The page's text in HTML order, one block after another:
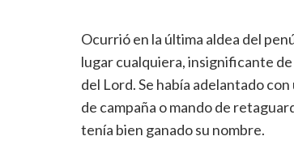
Ocurrió en la última aldea del
lugar cualquiera, insignificante
del Lord. Se había adelantado
de campaña o mando de
tenía bien ganado su nombre.